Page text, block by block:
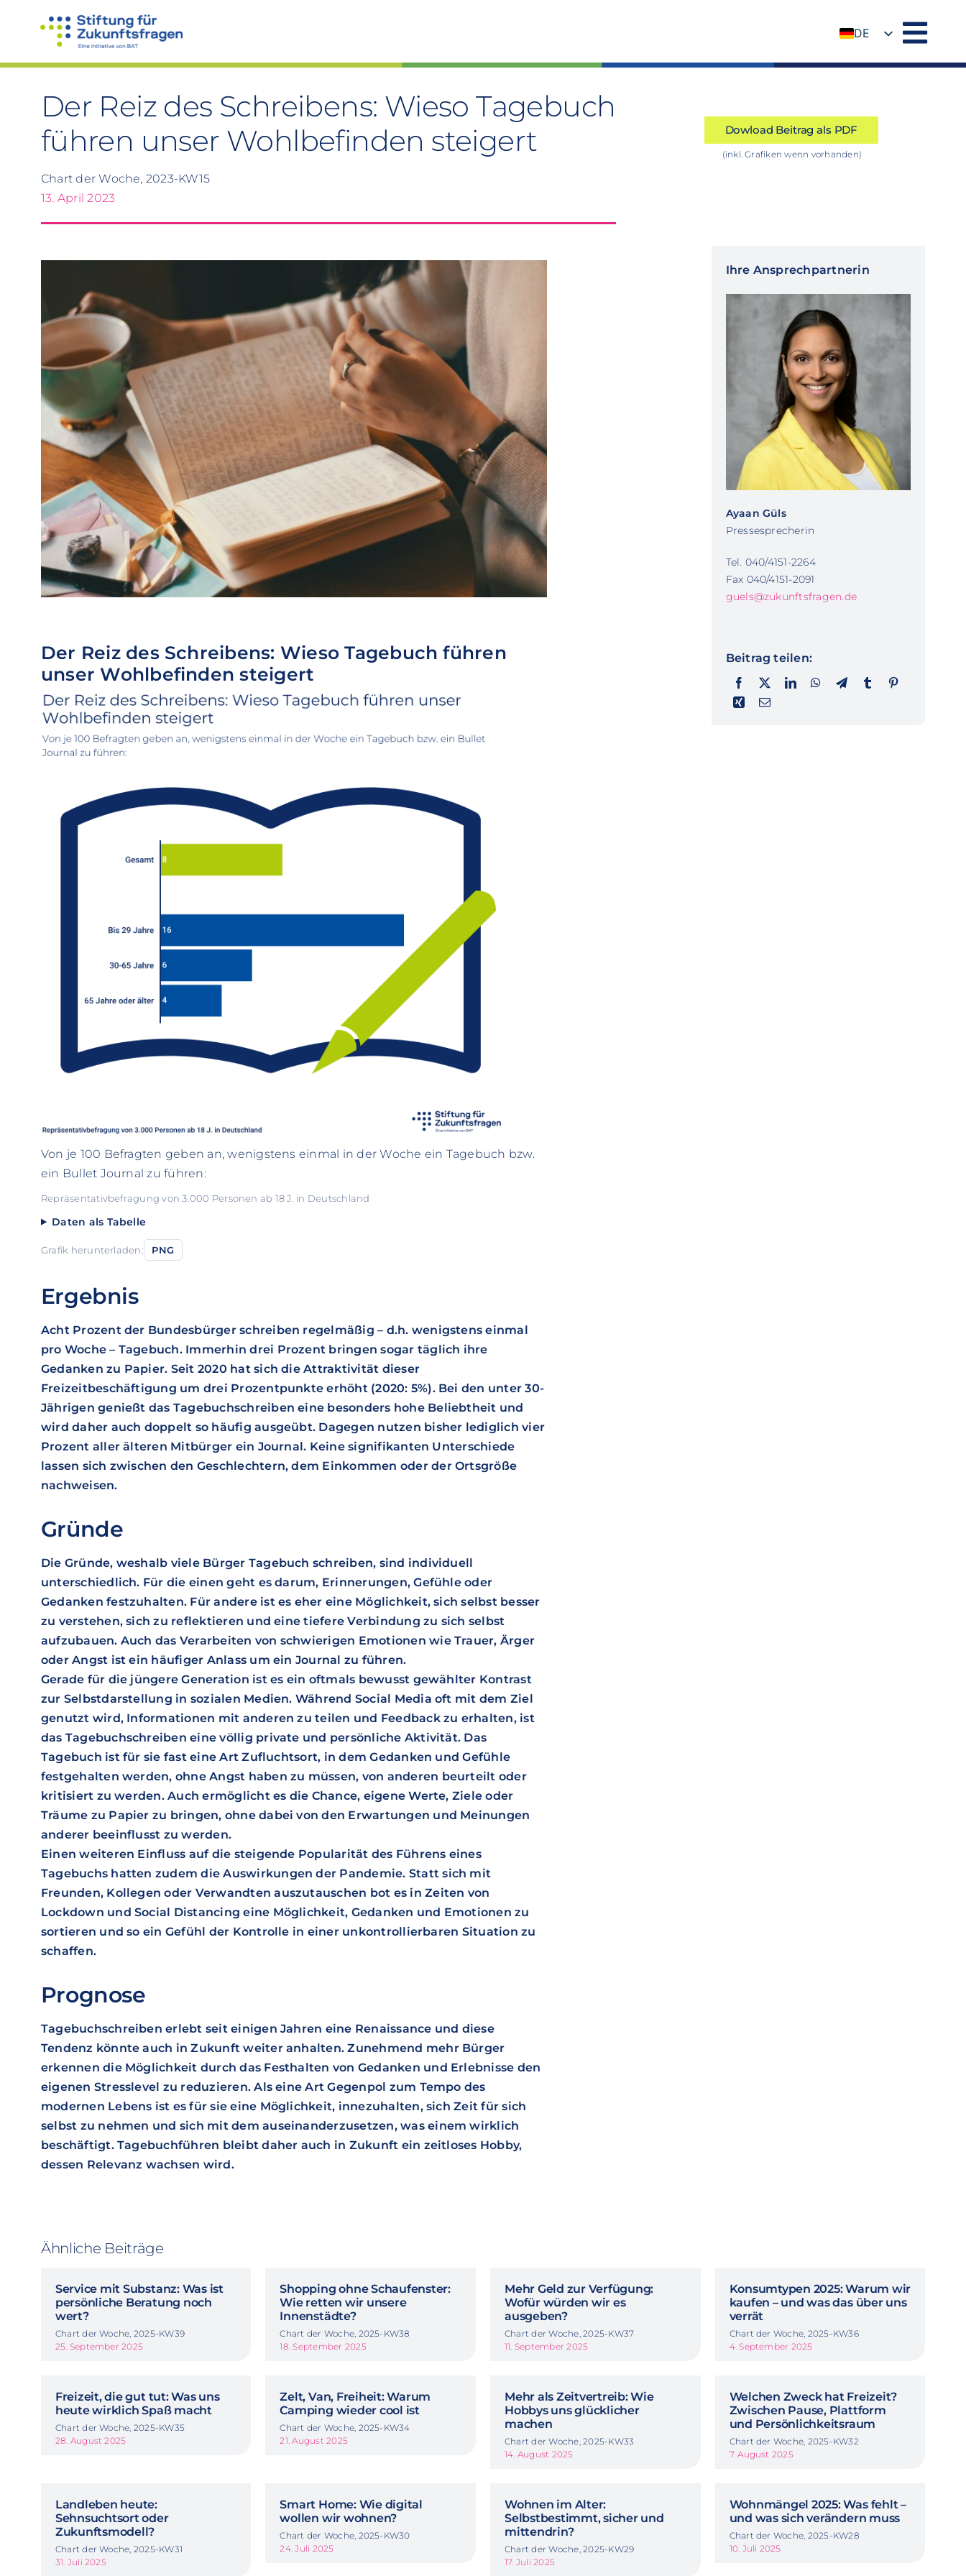
DE
Der Reiz des Schreibens: Wieso Tagebuch
führen unser Wohlbefinden steigert
Chart der Woche, 2023-KW15
13. April 2023
Dowload Beitrag als PDF
(inkl. Grafiken wenn vorhanden)
Der Reiz des Schreibens: Wieso Tagebuch führen
unser Wohlbefinden steigert
Von je 100 Befragten geben an, wenigstens einmal in der Woche ein Tagebuch bzw.
ein Bullet Journal zu führen:
Repräsentativbefragung von 3.000 Personen ab 18 J. in Deutschland
Daten als Tabelle
Grafik herunterladen: PNG
Ergebnis
Acht Prozent der Bundesbürger schreiben regelmäßig – d.h. wenigstens einmal
pro Woche – Tagebuch. Immerhin drei Prozent bringen sogar täglich ihre
Gedanken zu Papier. Seit 2020 hat sich die Attraktivität dieser
Freizeitbeschäftigung um drei Prozentpunkte erhöht (2020: 5%). Bei den unter 30-
Jährigen genießt das Tagebuchschreiben eine besonders hohe Beliebtheit und
wird daher auch doppelt so häufig ausgeübt. Dagegen nutzen bisher lediglich vier
Prozent aller älteren Mitbürger ein Journal. Keine signifikanten Unterschiede
lassen sich zwischen den Geschlechtern, dem Einkommen oder der Ortsgröße
nachweisen.
Gründe
Die Gründe, weshalb viele Bürger Tagebuch schreiben, sind individuell
unterschiedlich. Für die einen geht es darum, Erinnerungen, Gefühle oder
Gedanken festzuhalten. Für andere ist es eher eine Möglichkeit, sich selbst besser
zu verstehen, sich zu reflektieren und eine tiefere Verbindung zu sich selbst
aufzubauen. Auch das Verarbeiten von schwierigen Emotionen wie Trauer, Ärger
oder Angst ist ein häufiger Anlass um ein Journal zu führen.
Gerade für die jüngere Generation ist es ein oftmals bewusst gewählter Kontrast
zur Selbstdarstellung in sozialen Medien. Während Social Media oft mit dem Ziel
genutzt wird, Informationen mit anderen zu teilen und Feedback zu erhalten, ist
das Tagebuchschreiben eine völlig private und persönliche Aktivität. Das
Tagebuch ist für sie fast eine Art Zufluchtsort, in dem Gedanken und Gefühle
festgehalten werden, ohne Angst haben zu müssen, von anderen beurteilt oder
kritisiert zu werden. Auch ermöglicht es die Chance, eigene Werte, Ziele oder
Träume zu Papier zu bringen, ohne dabei von den Erwartungen und Meinungen
anderer beeinflusst zu werden.
Einen weiteren Einfluss auf die steigende Popularität des Führens eines
Tagebuchs hatten zudem die Auswirkungen der Pandemie. Statt sich mit
Freunden, Kollegen oder Verwandten auszutauschen bot es in Zeiten von
Lockdown und Social Distancing eine Möglichkeit, Gedanken und Emotionen zu
sortieren und so ein Gefühl der Kontrolle in einer unkontrollierbaren Situation zu
schaffen.
Prognose
Tagebuchschreiben erlebt seit einigen Jahren eine Renaissance und diese
Tendenz könnte auch in Zukunft weiter anhalten. Zunehmend mehr Bürger
erkennen die Möglichkeit durch das Festhalten von Gedanken und Erlebnisse den
eigenen Stresslevel zu reduzieren. Als eine Art Gegenpol zum Tempo des
modernen Lebens ist es für sie eine Möglichkeit, innezuhalten, sich Zeit für sich
selbst zu nehmen und sich mit dem auseinanderzusetzen, was einem wirklich
beschäftigt. Tagebuchführen bleibt daher auch in Zukunft ein zeitloses Hobby,
dessen Relevanz wachsen wird.
Ihre Ansprechpartnerin
Ayaan Güls
Pressesprecherin
Tel. 040/4151-2264
Fax 040/4151-2091
guels@zukunftsfragen.de
Beitrag teilen:
Ähnliche Beiträge
Service mit Substanz: Was ist
persönliche Beratung noch
wert?
Chart der Woche, 2025-KW39
25. September 2025
Shopping ohne Schaufenster:
Wie retten wir unsere
Innenstädte?
Chart der Woche, 2025-KW38
18. September 2025
Mehr Geld zur Verfügung:
Wofür würden wir es
ausgeben?
Chart der Woche, 2025-KW37
11. September 2025
Konsumtypen 2025: Warum wir
kaufen – und was das über uns
verrät
Chart der Woche, 2025-KW36
4. September 2025
Freizeit, die gut tut: Was uns
heute wirklich Spaß macht
Chart der Woche, 2025-KW35
28. August 2025
Zelt, Van, Freiheit: Warum
Camping wieder cool ist
Chart der Woche, 2025-KW34
21. August 2025
Mehr als Zeitvertreib: Wie
Hobbys uns glücklicher
machen
Chart der Woche, 2025-KW33
14. August 2025
Welchen Zweck hat Freizeit?
Zwischen Pause, Plattform
und Persönlichkeitsraum
Chart der Woche, 2025-KW32
7. August 2025
Landleben heute:
Sehnsuchtsort oder
Zukunftsmodell?
Chart der Woche, 2025-KW31
31. Juli 2025
Smart Home: Wie digital
wollen wir wohnen?
Chart der Woche, 2025-KW30
24. Juli 2025
Wohnen im Alter:
Selbstbestimmt, sicher und
mittendrin?
Chart der Woche, 2025-KW29
17. Juli 2025
Wohnmängel 2025: Was fehlt –
und was sich verändern muss
Chart der Woche, 2025-KW28
10. Juli 2025